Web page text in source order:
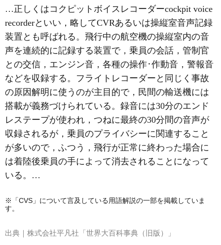
…正しくはコクピットボイスレコーダーcockpit voice
recorderといい，略してCVRあるいは操縦室音声記録
装置とも呼ばれる。飛行中の航空機の操縦室内の音
声を連続的に記録する装置で，乗員の会話，管制官
との交信，エンジン音，各種の操作･作動音，警報音
などを収録する。 フライトレコーダー と同じく事故
の原因解明に使うのが主目的で，民間の輸送機には
搭載が義務づけられている。録音には30分のエンド
レステープが使われ，つねに最終の30分間の音声が
収録されるが，乗員のプライバシーに関連すること
が多いので，ふつう，飛行が正常に終わった場合に
は着陸後乗員の手によって消去されることになって
いる。…
※「CVS」について言及している用語解説の一部を掲載していま
す。
出典｜ 株式会社平凡社「世界大百科事典（旧版）」